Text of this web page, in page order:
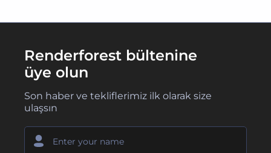
Renderforest bültenine
üye olun
Son haber ve tekliflerimiz ilk olarak size
ulaşsın